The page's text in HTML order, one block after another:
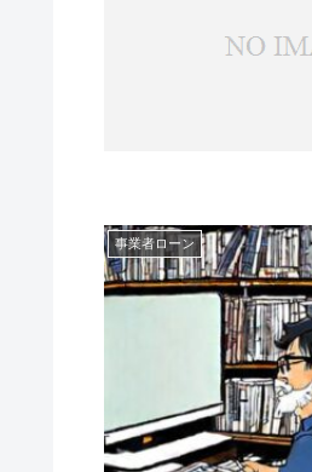
事業者ローン